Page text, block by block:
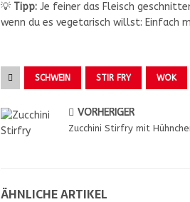
💡 Tipp: Je feiner das Fleisch
wenn du es vegetarisch willst: Einfach
SCHWEIN STIR FRY WOK
VORHERIGER
Zucchini Stirfry mit
ÄHNLICHE ARTIKEL